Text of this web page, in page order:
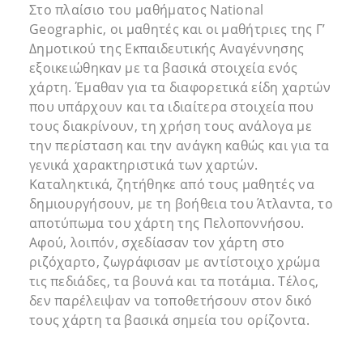
Στο πλαίσιο του μαθήματος National
Geographic, οι μαθητές και οι μαθήτριες της Γ’
Δημοτικού της Εκπαιδευτικής Αναγέννησης
εξοικειώθηκαν με τα βασικά στοιχεία ενός
χάρτη. Έμαθαν για τα διαφορετικά είδη χαρτών
που υπάρχουν και τα ιδιαίτερα στοιχεία που
τους διακρίνουν, τη χρήση τους ανάλογα με
την περίσταση και την ανάγκη καθώς και για τα
γενικά χαρακτηριστικά των χαρτών.
Καταληκτικά, ζητήθηκε από τους μαθητές να
δημιουργήσουν, με τη βοήθεια του Άτλαντα, το
αποτύπωμα του χάρτη της Πελοποννήσου.
Αφού, λοιπόν, σχεδίασαν τον χάρτη στο
ριζόχαρτο, ζωγράφισαν με αντίστοιχο χρώμα
τις πεδιάδες, τα βουνά και τα ποτάμια. Τέλος,
δεν παρέλειψαν να τοποθετήσουν στον δικό
τους χάρτη τα βασικά σημεία του ορίζοντα.